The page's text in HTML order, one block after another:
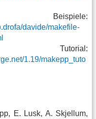
davide/makefile-
Tutorial:
1.19/makepp_tuto
E. Lusk, A. Skjellum,